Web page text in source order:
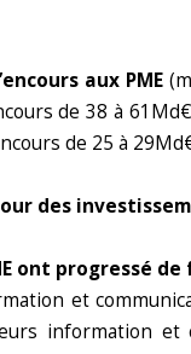
aux PME
de 38 à
de 25 à
des
ont progressé
et
information et